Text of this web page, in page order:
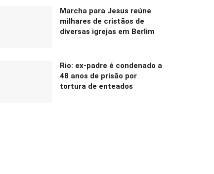
Marcha para Jesus reúne
milhares de cristãos de
diversas igrejas em Berlim
Rio: ex-padre é condenado a
48 anos de prisão por
tortura de enteados